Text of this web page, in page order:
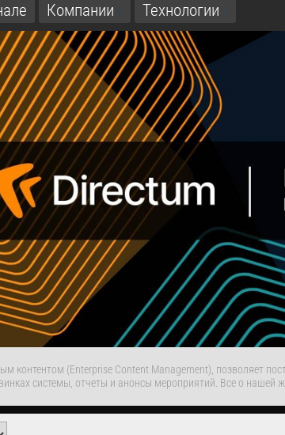
Компании Технологии 2
контентом (Enterprise Content Management), позволяет
системы, отчеты и анонсы мероприятий. Все о нашей